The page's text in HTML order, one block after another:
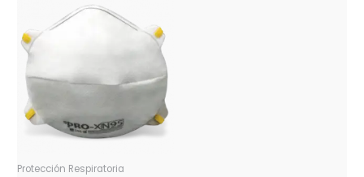
Protección Respiratoria